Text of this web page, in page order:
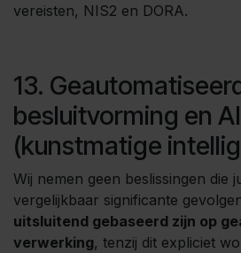
vereisten, NIS2 en DORA.
13.
besluitvorming en AI
(kunstmatige
Wij nemen geen beslissingen die
vergelijkbaar significante
uitsluitend gebaseerd zijn op
verwerking, tenzij dit expliciet